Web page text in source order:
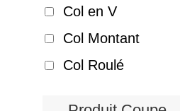
Col en V
Col Montant
Col Roulé